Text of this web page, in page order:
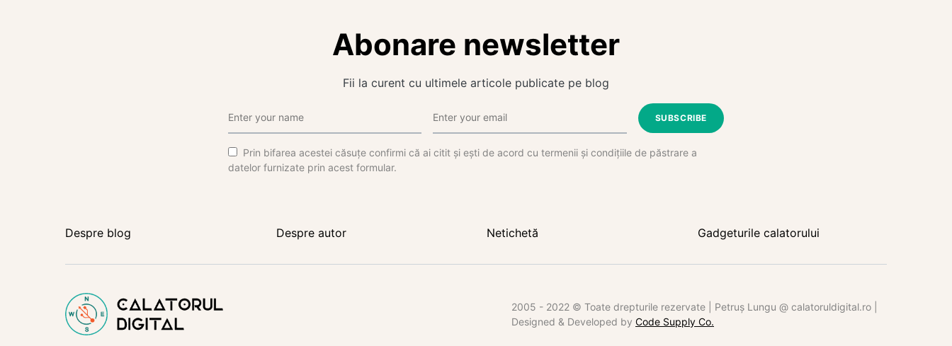
Abonare newsletter
Fii la curent cu ultimele articole publicate pe blog
SUBSCRIBE
Prin bifarea acestei căsuțe confirmi că ai citit și ești de acord cu termenii și condițiile de păstrare a
datelor furnizate prin acest formular.
Despre blog Despre autor Netichetă Gadgeturile calatorului
2005 - 2022 © Toate drepturile rezervate | Petruș Lungu @ calatoruldigital.ro |
Designed & Developed by Code Supply Co.